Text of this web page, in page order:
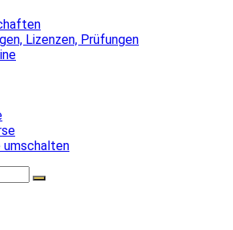
Lizenzen, Prüfungen
umschalten